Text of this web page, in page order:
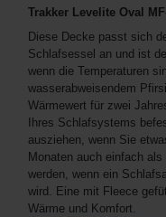
Trakker Levelite Oval
Diese Decke passt sich
Schlafsessel an und ist
wenn die Temperaturen
wasserabweisendem
Wärmewert für zwei
Ihres Schlafsystems
ausziehen, wenn Sie
Monaten auch einfach
werden, wenn ein
wird. Eine mit Fleece
Wärme und Komfort.